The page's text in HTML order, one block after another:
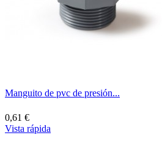
Manguito de pvc de presión...
0,61 €
Vista rápida